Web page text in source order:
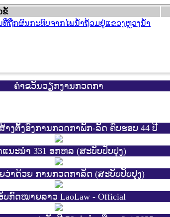
ຂໍ້
ຖືກຜົນກະທົບຈາກໄພນໍ້າຖ້ວມຢູ່ແຂວງຫຼວງນໍ້າ
ຄຳຂວັນວຽກງານກວດກາ
າງຕັ້ງອົງການກວດກາພັກ-ລັດ ຄົບຮອບ 44 ປີ
ແນະນຳ 331 ອກຫລ (ສະບັບປັບປຸງ)
າດ້ວຍ ການກວດກາລັດ (ສະບັບປັບປຸງ)
ບກົດໝາຍລາວ LaoLaw - Official